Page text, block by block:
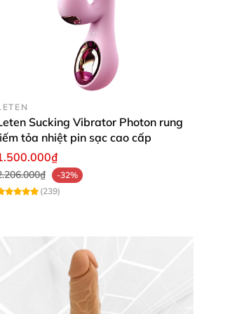
sử dụng, hoặc yếu tố phát
Sucking Vibrator Photon rung
tỏa nhiệt pin sạc cao cấp
-32%
(239)